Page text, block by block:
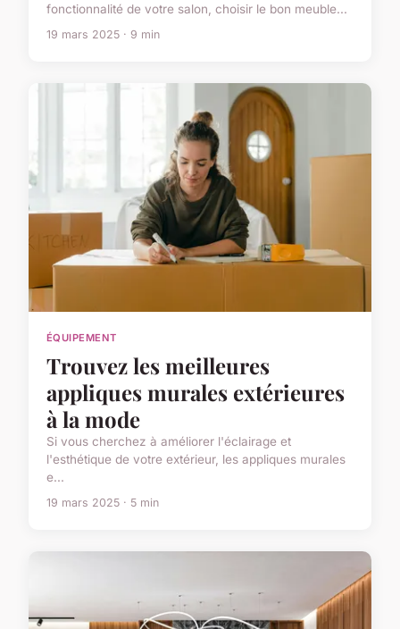
fonctionnalité de votre salon, choisir le bon meuble...
19 mars 2025 · 9 min
ÉQUIPEMENT
Trouvez les meilleures
appliques murales extérieures
à la mode
Si vous cherchez à améliorer l'éclairage et
l'esthétique de votre extérieur, les appliques murales
e...
19 mars 2025 · 5 min